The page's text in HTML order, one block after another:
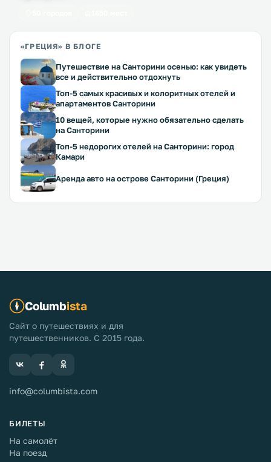
«ГРЕЦИЯ» В БЛОГЕ
Путешествие на Санторини осенью: как увидеть
все и действительно отдохнуть
Топ-5 самых красивых и колоритных отелей и
апартаментов Санторини
10 вещей, которые нужно обязательно сделать
на Санторини
Топ-5 недорогих отелей на Санторини: город
Камари
Аренда авто на острове Санторини (Греция)
Columbista
Сайт о путешествиях и для
путешественников. С 2015 года.
info@columbista.com
БИЛЕТЫ
На самолёт
На поезд